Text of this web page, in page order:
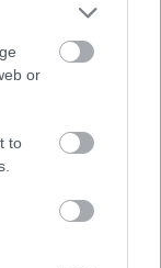
or
to
(2025/2026)
Østerrike, 7
36 km